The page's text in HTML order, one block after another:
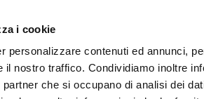
i cookie
personalizzare contenuti ed annunci,
il nostro traffico. Condividiamo inoltre
che si occupano di analisi dei
LE